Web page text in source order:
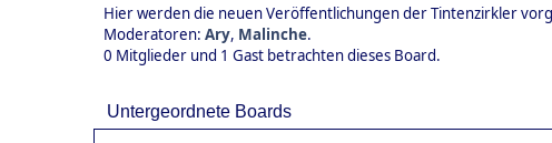
Hier werden die neuen Veröffentlichungen der Tintenzirkler
Moderatoren: Ary, Malinche.
0 Mitglieder und 1 Gast betrachten dieses Board.
Untergeordnete Boards